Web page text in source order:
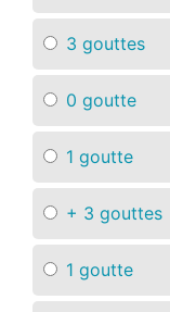
3 gouttes
0 goutte
1 goutte
+ 3 gouttes
1 goutte